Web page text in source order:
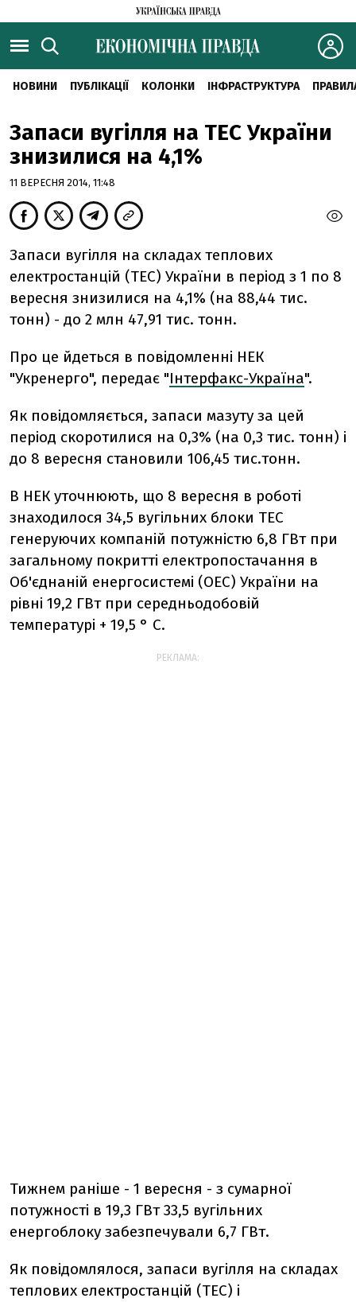
НОВИНИ ПУБЛІКАЦІЇ КОЛОНКИ ІНФРАСТРУКТУРА
Запаси вугілля на ТЕС України
знизилися на 4,1%
11 ВЕРЕСНЯ 2014, 11:48
Запаси вугілля на складах теплових
електростанцій (ТЕС) України в період з 1 по 8
вересня знизилися на 4,1% (на 88,44 тис.
тонн) - до 2 млн 47,91 тис. тонн.
Про це йдеться в повідомленні НЕК
"Укренерго", передає "Інтерфакс-Україна".
Як повідомляється, запаси мазуту за цей
період скоротилися на 0,3% (на 0,3 тис. тонн) і
до 8 вересня становили 106,45 тис.тонн.
В НЕК уточнюють, що 8 вересня в роботі
знаходилося 34,5 вугільних блоки ТЕС
генеруючих компаній потужністю 6,8 ГВт при
загальному покритті електропостачання в
Об'єднаній енергосистемі (ОЕС) України на
рівні 19,2 ГВт при середньодобовій
температурі + 19,5 ° C.
РЕКЛАМА:
Тижнем раніше - 1 вересня - з сумарної
потужності в 19,3 ГВт 33,5 вугільних
енергоблоку забезпечували 6,7 ГВт.
Як повідомлялося, запаси вугілля на складах
теплових електростанцій (ТЕС) і